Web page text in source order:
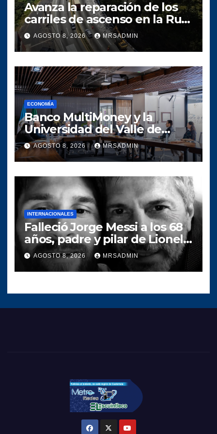
Avanza la reparación de los
carriles de ascenso en la Ruta
Interamericana Mixco-San
Lucas
AGOSTO 8, 2026 MRSADMIN
ECONOMÍA
Banco MultiMoney y la
Universidad del Valle de
Guatemala crean alianza
para conectar el talento
universitario con la banca
digital
AGOSTO 8, 2026 MRSADMIN
INTERNACIONALES
Falleció Jorge Messi a los 68
años, padre y pilar de Lionel
Messi
AGOSTO 8, 2026 MRSADMIN